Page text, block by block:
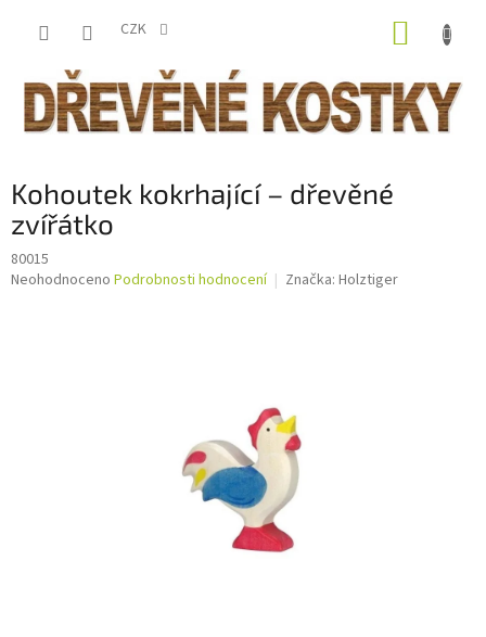
CZK
Kohoutek kokrhající – dřevěné
zvířátko
80015
Průměrné
Neohodnoceno Podrobnosti hodnocení Značka: Holztiger